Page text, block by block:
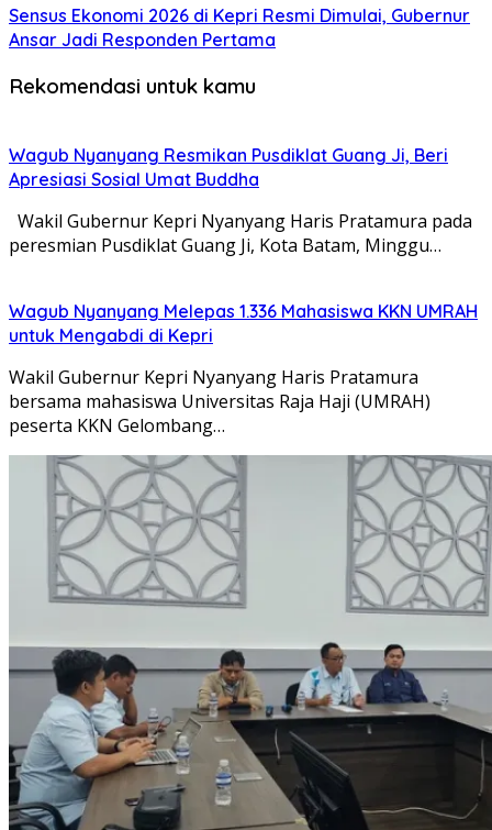
Sensus Ekonomi 2026 di Kepri Resmi Dimulai, Gubernur
Ansar Jadi Responden Pertama
Rekomendasi untuk kamu
Wagub Nyanyang Resmikan Pusdiklat Guang Ji, Beri
Apresiasi Sosial Umat Buddha
Wakil Gubernur Kepri Nyanyang Haris Pratamura pada
peresmian Pusdiklat Guang Ji, Kota Batam, Minggu…
Wagub Nyanyang Melepas 1.336 Mahasiswa KKN UMRAH
untuk Mengabdi di Kepri
Wakil Gubernur Kepri Nyanyang Haris Pratamura
bersama mahasiswa Universitas Raja Haji (UMRAH)
peserta KKN Gelombang…